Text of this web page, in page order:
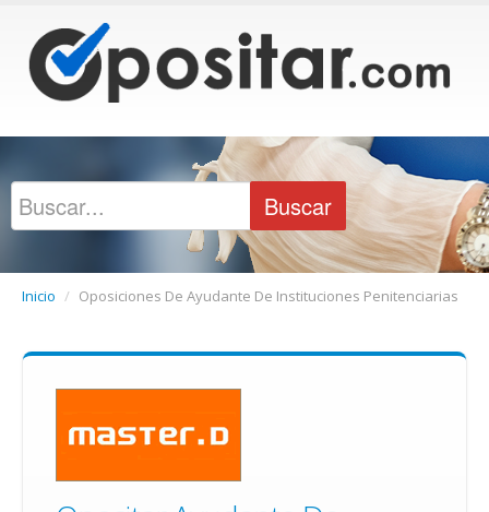
Inicio / Oposiciones De Ayudante De Instituciones Penitenciarias